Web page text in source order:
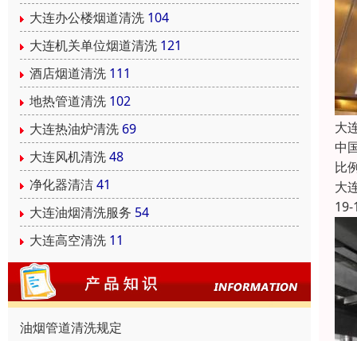
大连办公楼烟道清洗 104
大连机关单位烟道清洗 121
酒店烟道清洗 111
地热管道清洗 102
大连热油炉清洗 69
大连风机清洗48
净化器清洁41
大连油烟清洗服务 54
大连高空清洗 11
油烟管道清洗规定
大
中
比
大
19-